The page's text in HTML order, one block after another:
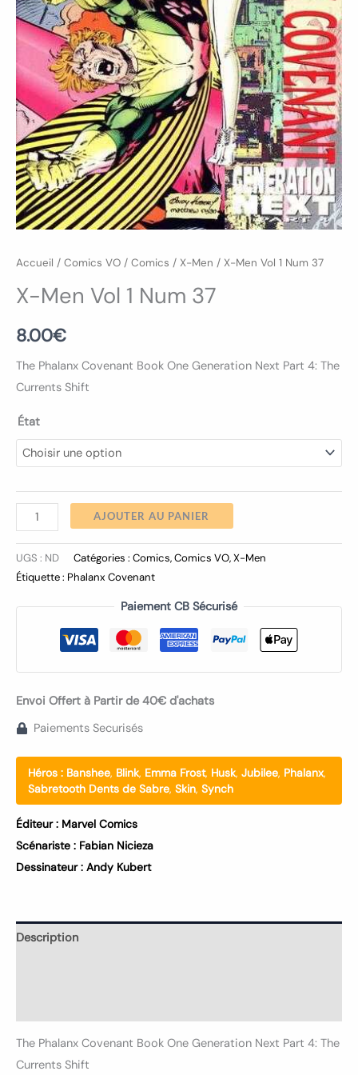
Accueil / Comics VO / Comics / X-Men / X-Men Vol 1 Num 37
X-Men Vol 1 Num 37
8.00€
The Phalanx Covenant Book One Generation Next Part 4: The
Currents Shift
État
AJOUTER AU PANIER
UGS : ND Catégories : Comics,Comics VO,X-Men
Étiquette : Phalanx Covenant
Paiement CB Sécurisé
Envoi Offert à Partir de 40€ d'achats
Paiements Securisés
Héros : Banshee, Blink, Emma Frost, Husk, Jubilee, Phalanx,
Sabretooth Dents de Sabre, Skin, Synch
Éditeur : Marvel Comics
Scénariste : Fabian Nicieza
Dessinateur : Andy Kubert
Description
The Phalanx Covenant Book One Generation Next Part 4: The
Currents Shift